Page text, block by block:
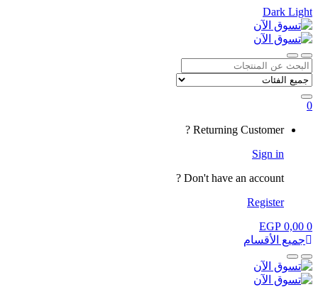
Dark Light
Skip
to
navigation
Skip
to
content
Open
CloseSearch
for:
0
Returning Customer ?
Sign in
Don't have an account ?
Register
0
EGP 0,00
جميع الأقسام
Open
Close